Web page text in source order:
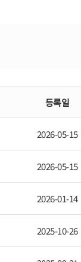
등록일
2026-05-15
2026-05-15
2026-01-14
2025-10-26